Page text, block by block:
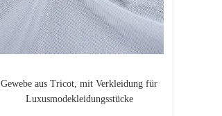
Gewebe aus Tricot, mit Verkleidung für
Luxusmodekleidungsstücke